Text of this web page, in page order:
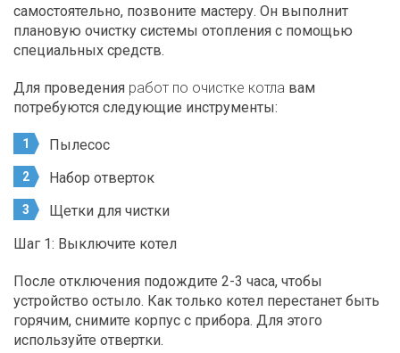
самостоятельно, позвоните мастеру. Он выполнит
плановую очистку системы отопления с помощью
специальных средств.
Для проведения работ по очистке котла вам
потребуются следующие инструменты:
Пылесос
Набор отверток
Щетки для чистки
Шаг 1: Выключите котел
После отключения подождите 2-3 часа, чтобы
устройство остыло. Как только котел перестанет быть
горячим, снимите корпус с прибора. Для этого
используйте отвертки.